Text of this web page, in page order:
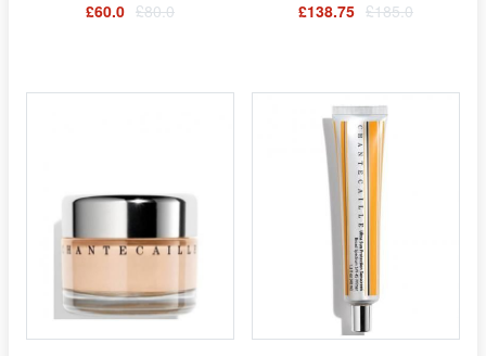
£60.0 £80.0
£138.75 £185.0